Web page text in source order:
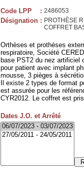
Code LPP : 2486053
Désignation : PROTHÈSE
COFFRET
Orthèses et prothèses
respiratoire, Société
base PST2 du nez artificiel
pour patient avec implant
mousse, 3 pièges à
Il existe 2 types de format
est assurée pour les
CYR2012. Le coffret est
Dates J.O. et Arrêté